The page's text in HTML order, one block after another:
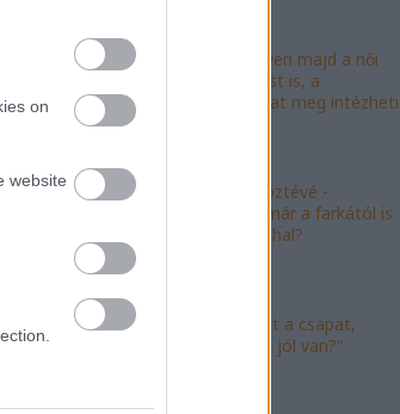
on
website
"Mészáros nyeri majd a női
kalapácsvetést is, a
kabalafigurákat meg intézheti
"Minőségi" köztévé -
hamarosan, már a farkától is
bűzleni fog a hal?
"Nagyot ment a csapat,
Viktor! Család jól van?"